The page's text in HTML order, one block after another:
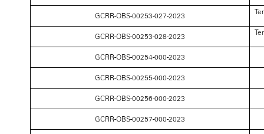
GCRR-OBS-00253-027-2023
GCRR-OBS-00253-028-2023
GCRR-OBS-00254-000-2023
GCRR-OBS-00255-000-2023
GCRR-OBS-00256-000-2023
GCRR-OBS-00257-000-2023